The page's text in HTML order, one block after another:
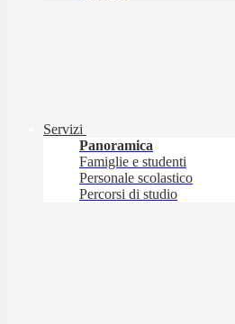
Servizi
Panoramica
Famiglie e studenti
Personale scolastico
Percorsi di studio